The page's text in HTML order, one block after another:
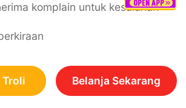
komplain untuk kesalahan
Troli Belanja Sekarang